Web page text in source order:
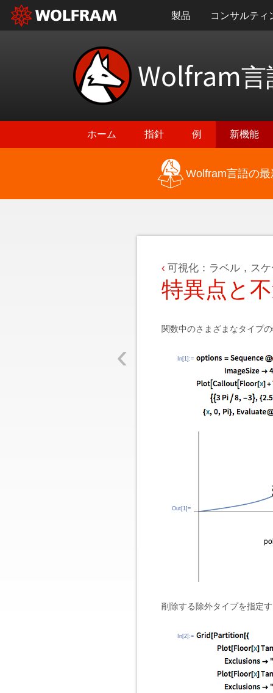
製品 コンサルティ
Wolfram言
ホーム 指針 例 新機能
Wolfram言語の
‹
可視化：ラベル，ス
特異点と
関数中のさまざまなタイプ
In[1]:=
Out[1]=
削除する除外タイプを指定
In[2]:=